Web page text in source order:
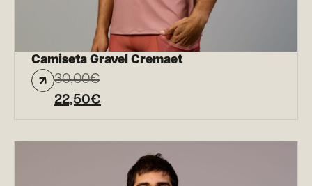
Camiseta Gravel Cremaet
30,00€
22,50€